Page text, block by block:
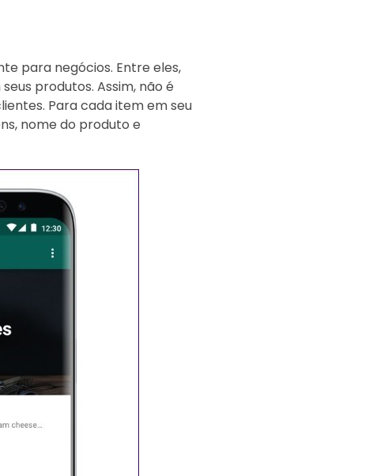
para negócios. Entre eles,
produtos. Assim, não é
Para cada item em seu
nome do produto e